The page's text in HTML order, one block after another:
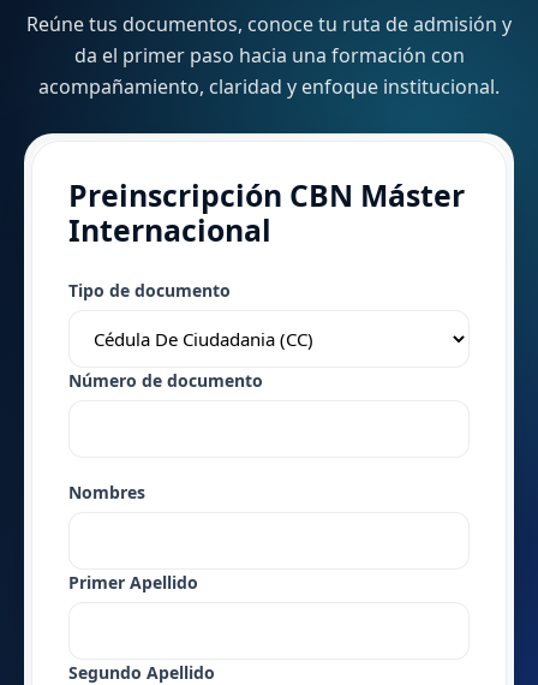
Reúne tus documentos, conoce tu ruta de admisión y
da el primer paso hacia una formación con
acompañamiento, claridad y enfoque institucional.